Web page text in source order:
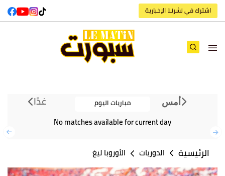
اشترك في نشرتنا الإخبارية
أمس مباريات اليوم غدًا
No matches available for current day
الرئيسية الدوريات الأوروبا ليغ